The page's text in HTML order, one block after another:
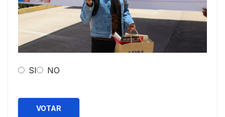
SI NO
VOTAR